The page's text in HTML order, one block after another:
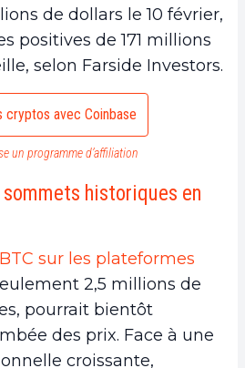
de dollars le 10 février,
positives de 171 millions
selon Farside Investors.
cryptos avec Coinbase
un programme d’affiliation
historiques en
sur les plateformes
2,5 millions de
pourrait bientôt
des prix. Face à une
croissante,